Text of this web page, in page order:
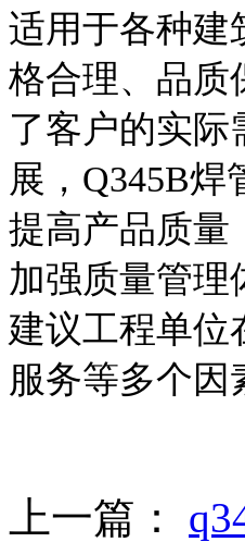
适用于各种建
格合理、品质
了客户的实际
展，Q345B
提高产品质量
加强质量管理
建议工程单位
服务等多个因
上一篇：